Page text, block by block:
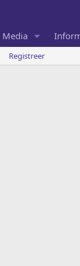
Media
Registreer